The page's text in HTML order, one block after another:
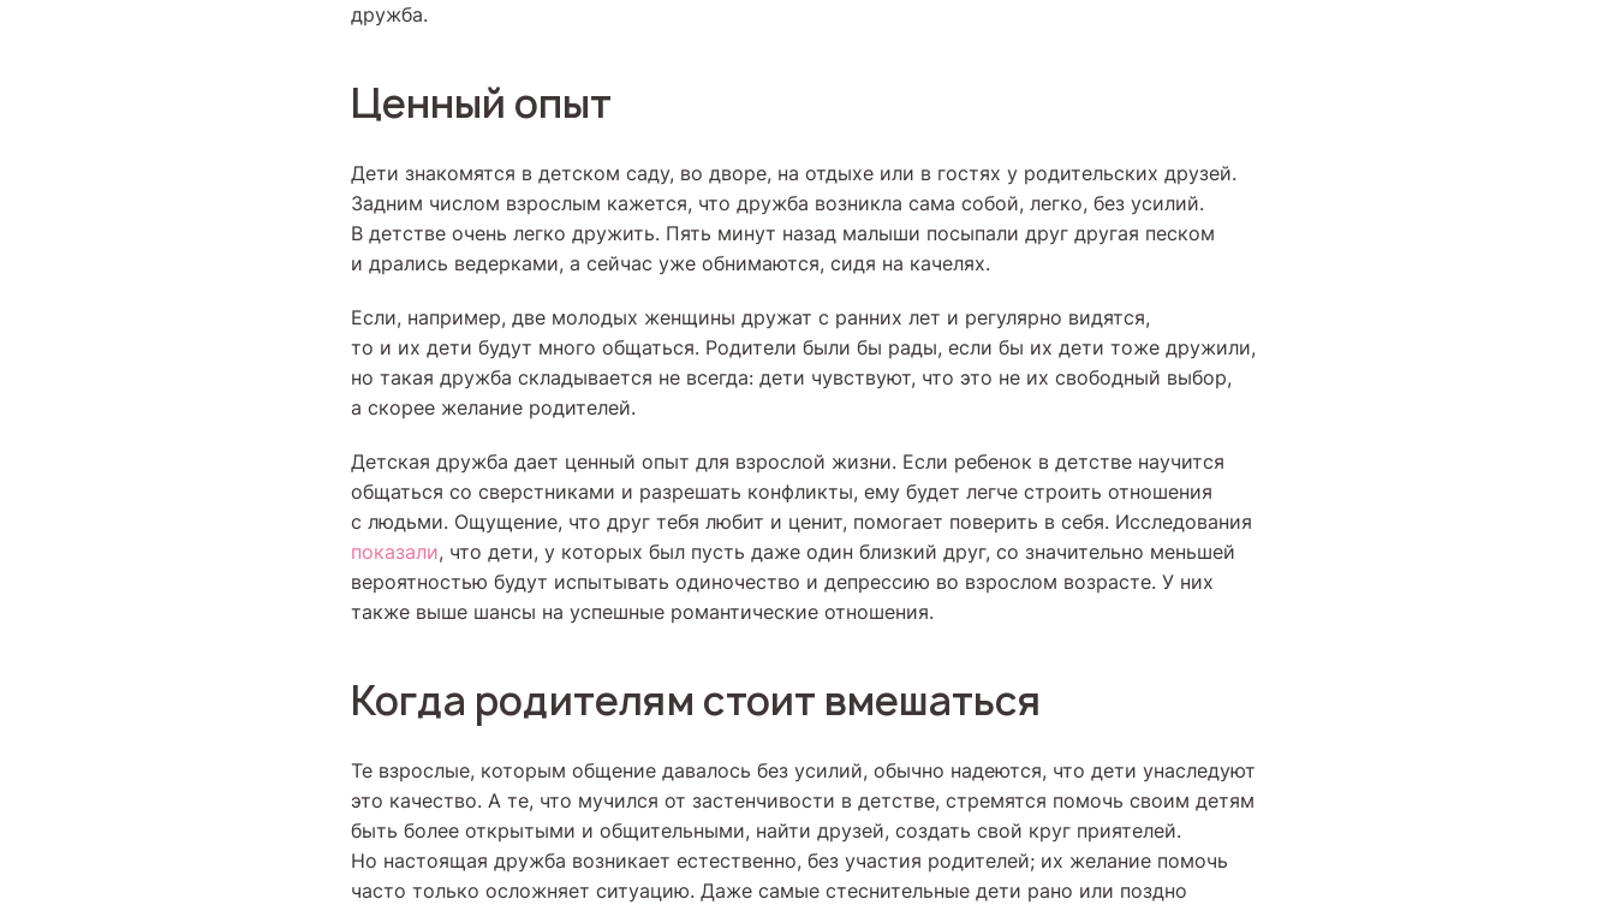
дружба.
Ценный опыт
Дети знакомятся в детском саду, во дворе, на отдыхе или в гостях у родительских друзей.
Задним числом взрослым кажется, что дружба возникла сама собой, легко, без усилий.
В детстве очень легко дружить. Пять минут назад малыши посыпали друг другая песком
и дрались ведерками, а сейчас уже обнимаются, сидя на качелях.
Если, например, две молодых женщины дружат с ранних лет и регулярно видятся,
то и их дети будут много общаться. Родители были бы рады, если бы их дети тоже дружили,
но такая дружба складывается не всегда: дети чувствуют, что это не их свободный выбор,
а скорее желание родителей.
Детская дружба дает ценный опыт для взрослой жизни. Если ребенок в детстве научится
общаться со сверстниками и разрешать конфликты, ему будет легче строить отношения
с людьми. Ощущение, что друг тебя любит и ценит, помогает поверить в себя. Исследования
показали, что дети, у которых был пусть даже один близкий друг, со значительно меньшей
вероятностью будут испытывать одиночество и депрессию во взрослом возрасте. У них
также выше шансы на успешные романтические отношения.
Когда родителям стоит вмешаться
Те взрослые, которым общение давалось без усилий, обычно надеются, что дети унаследуют
это качество. А те, что мучился от застенчивости в детстве, стремятся помочь своим детям
быть более открытыми и общительными, найти друзей, создать свой круг приятелей.
Но настоящая дружба возникает естественно, без участия родителей; их желание помочь
часто только осложняет ситуацию. Даже самые стеснительные дети рано или поздно